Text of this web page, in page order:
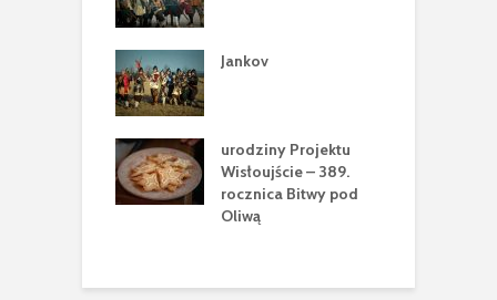
Jankov
urodziny Projektu
Wisłoujście – 389.
rocznica Bitwy pod
Oliwą